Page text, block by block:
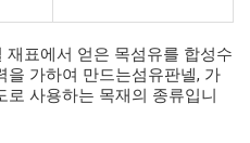
재표에서 얻은 목섬유를 합성수
을 가하여 만드는섬유판넬, 가
로 사용하는 목재의 종류입니